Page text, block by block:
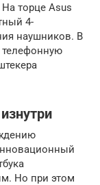
торце Asus
4-
наушников. В
Но при этом